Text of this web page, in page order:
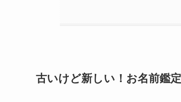
古いけど新しい！お名前鑑